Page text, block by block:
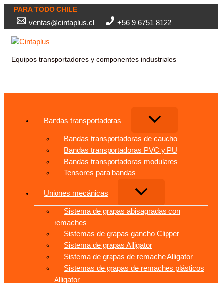
PARA TODO CHILE
ventas@cintaplus.cl +56 9 6751 8122
Equipos transportadores y componentes industriales
Bandas transportadoras
Bandas transportadoras de caucho
Bandas transportadoras PVC y PU
Bandas transportadoras modulares
Tensores para bandas
Uniones mecánicas
Sistema de grapas abisagradas con
remaches
Sistemas de grapas gancho Clipper
Sistema de grapas Alligator
Sistema de grapas de remache Alligator
Sistemas de grapas de remaches plásticos
Alligator